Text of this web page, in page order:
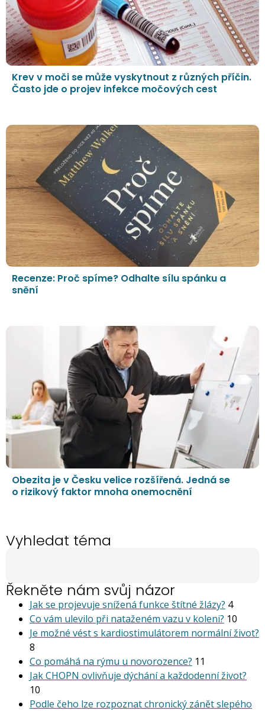
Krev v moči se může vyskytnout z různých příčin.
Často jde o projev infekce močových cest
Recenze: Proč spíme? Odhalte sílu spánku a
snění
Obezita je v Česku velice rozšířená. Jedná se
o rizikový faktor mnoha onemocnění
Vyhledat téma
Řekněte nám svůj názor
Jak se projevuje snížená funkce štítné žlázy? 4
Co vám ulevilo při nataženém vazu v koleni? 10
Je možné vést s kardiostimu­látorem normální život?
8
Co pomáhá na rýmu u novorozence? 11
Jak CHOPN ovlivňuje dýchání a každodenní život?
10
Podle čeho lze rozpoznat chronický zánět slepého